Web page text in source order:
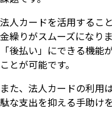
法人カードを活用するこ
金繰りがスムーズになり
「後払い」にできる機能
ことが可能です。
また、法人カードの利用
駄な支出を抑える手助けを